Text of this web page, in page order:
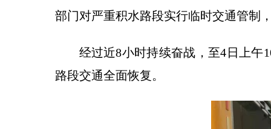
部门对严重积水路段实行临时交通管制
经过近8小时持续奋战，至4日上午
路段交通全面恢复。